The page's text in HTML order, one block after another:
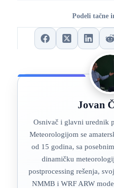
Podeli tačne
Jovan
Osnivač i glavni urednik
Meteorologijom se
od 15 godina, sa
dinamičku
postprocessing rešenja,
NMMB i WRF ARW